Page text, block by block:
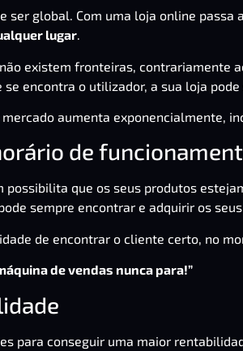
ser global. Com uma loja online
lugar.
existem fronteiras, contrariamente
encontra o utilizador, a sua loja pode
aumenta exponencialmente,
de
possibilita que os seus produtos
sempre encontrar e adquirir os
de encontrar o cliente certo, no
de vendas nunca para!”
para conseguir uma maior